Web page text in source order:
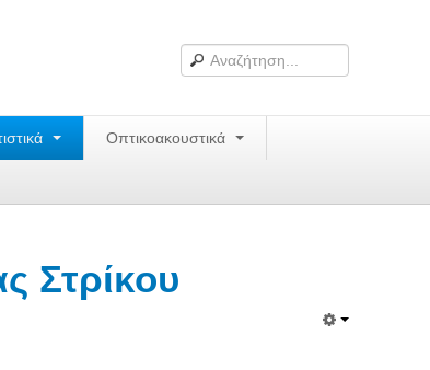
Οπτικοακουστικά
Στρίκου